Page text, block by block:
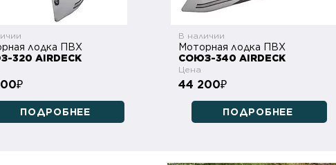
лодка ПВХ
320 AIRDECK
₽
ПОДРОБНЕЕ
В наличии
Моторная лодка ПВХ
СОЮЗ-340 AIRDECK
Цена
44 200₽
ПОДРОБНЕЕ